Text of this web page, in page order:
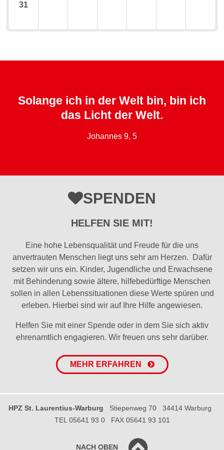
31
Solange ich in der Welt bin, bin ich
das Licht der Welt.
Johannes 9, 5
SPENDEN
HELFEN SIE MIT!
Eine hohe Lebensqualität und Freude für die uns
anvertrauten Menschen liegt uns sehr am Herzen. Dafür
setzen wir uns ein. Kinder, Jugendliche und Erwachsene
mit Behinderung sowie ältere, hilfebedürftige Menschen
sollen in allen Lebenssituationen diese Werte spüren und
erleben. Hierbei sind wir auf Ihre Hilfe angewiesen.
Helfen Sie mit einer Spende oder in dem Sie sich aktiv
ehrenamtlich engagieren. Wir freuen uns sehr darüber.
MEHR ERFAHREN
HPZ St. Laurentius-Warburg Stiepenweg 70
34414 Warburg
TEL 05641 93 0
FAX 05641 93 101
NACH OBEN